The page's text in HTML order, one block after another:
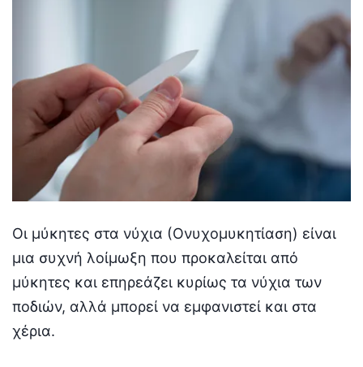
Οι μύκητες στα νύχια (Ονυχομυκητίαση) είναι
μια συχνή λοίμωξη που προκαλείται από
μύκητες και επηρεάζει κυρίως τα νύχια των
ποδιών, αλλά μπορεί να εμφανιστεί και στα
χέρια.